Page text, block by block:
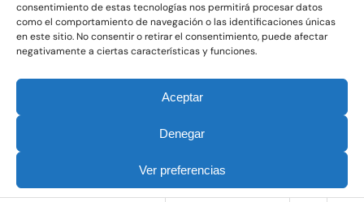
consentimiento de estas tecnologías nos permitirá procesar datos
como el comportamiento de navegación o las identificaciones únicas
en este sitio. No consentir o retirar el consentimiento, puede afectar
negativamente a ciertas características y funciones.
Aceptar
Denegar
Ver preferencias
Política de Privacidad